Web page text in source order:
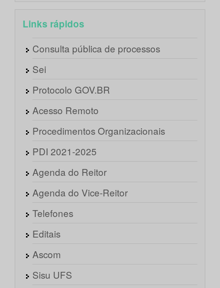
Links rápidos
Consulta pública de processos
Sei
Protocolo GOV.BR
Acesso Remoto
Procedimentos Organizacionais
PDI 2021-2025
Agenda do Reitor
Agenda do Vice-Reitor
Telefones
Editais
Ascom
Sisu UFS